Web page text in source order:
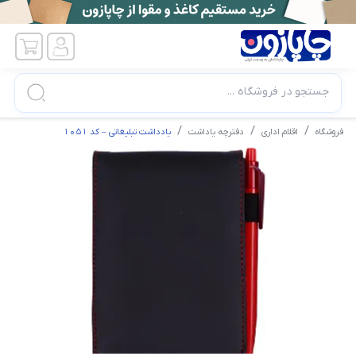
جستجو در فروشگاه ...
فروشگاه اقلام اداری دفترچه یاداشت یادداشت تبلیغاتی – کد ۱۰۵۱